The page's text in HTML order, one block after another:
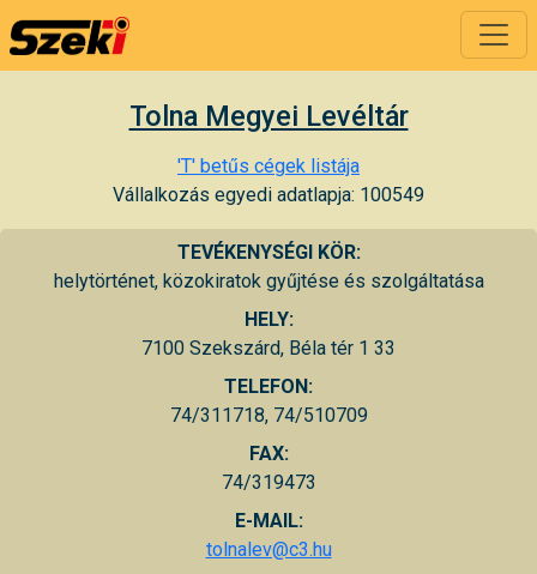
Tolna Megyei Levéltár
'T' betűs cégek listája
Vállalkozás egyedi adatlapja: 100549
TEVÉKENYSÉGI KÖR:
helytörténet, közokiratok gyűjtése és szolgáltatása
HELY:
7100 Szekszárd, Béla tér 1 33
TELEFON:
74/311718, 74/510709
FAX:
74/319473
E-MAIL:
tolnalev@c3.hu